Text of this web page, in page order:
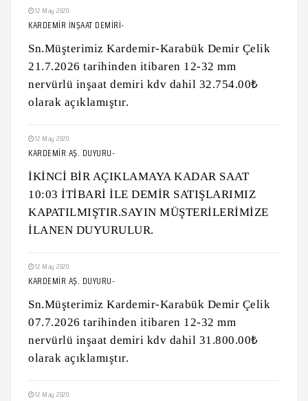
12 May 2020
KARDEMİR İNŞAAT DEMİRİ-
Sn.Müşterimiz Kardemir-Karabük Demir Çelik
21.7.2026 tarihinden itibaren 12-32 mm
nervürlü inşaat demiri kdv dahil 32.754.00₺
olarak açıklamıştır.
12 May 2020
KARDEMİR AŞ. DUYURU-
İKİNCİ BİR AÇIKLAMAYA KADAR SAAT
10:03 İTİBARİ İLE DEMİR SATIŞLARIMIZ
KAPATILMIŞTIR.SAYIN MÜŞTERİLERİMİZE
İLANEN DUYURULUR.
12 May 2020
KARDEMİR AŞ. DUYURU-
Sn.Müşterimiz Kardemir-Karabük Demir Çelik
07.7.2026 tarihinden itibaren 12-32 mm
nervürlü inşaat demiri kdv dahil 31.800.00₺
olarak açıklamıştır.
12 May 2020